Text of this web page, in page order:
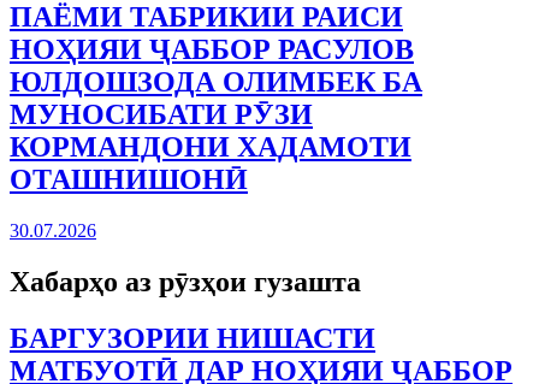
ПАЁМИ ТАБРИКИИ РАИСИ
НОҲИЯИ ҶАББОР РАСУЛОВ
ЮЛДОШЗОДА ОЛИМБЕК БА
МУНОСИБАТИ РӮЗИ
КОРМАНДОНИ ХАДАМОТИ
ОТАШНИШОНӢ
30.07.2026
Хабарҳо аз рӯзҳои гузашта
БАРГУЗОРИИ НИШАСТИ
МАТБУОТӢ ДАР НОҲИЯИ ҶАББОР